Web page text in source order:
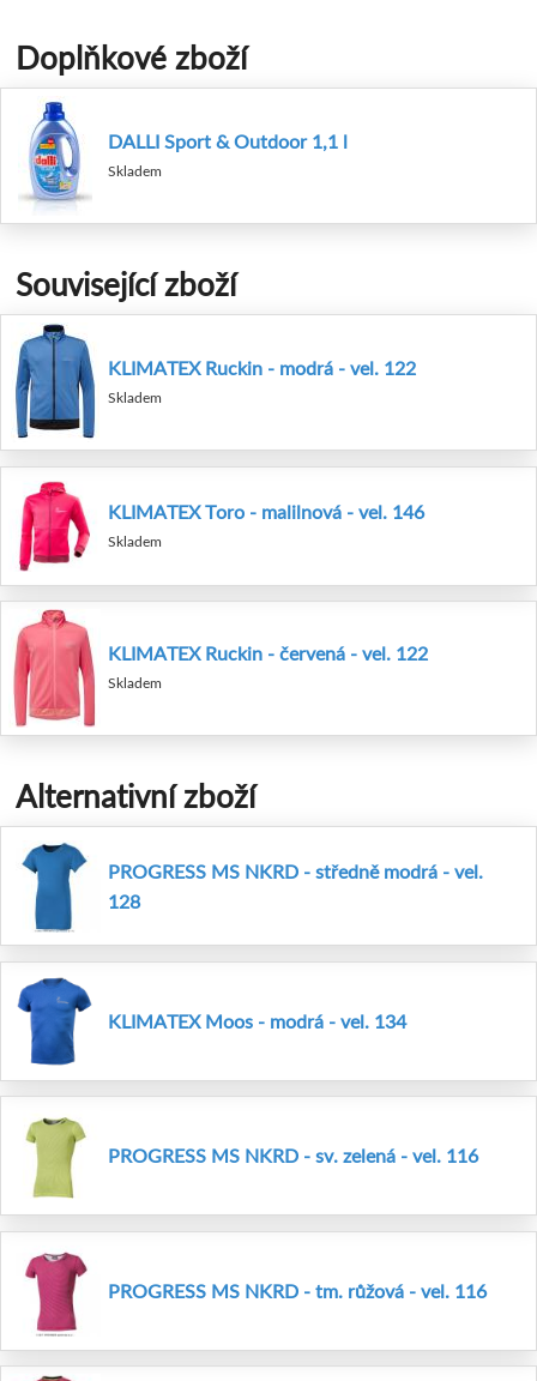
Doplňkové zboží
DALLI Sport & Outdoor 1,1 l
Skladem
Související zboží
KLIMATEX Ruckin - modrá - vel. 122
Skladem
KLIMATEX Toro - malilnová - vel. 146
Skladem
KLIMATEX Ruckin - červená - vel. 122
Skladem
Alternativní zboží
PROGRESS MS NKRD - středně modrá - vel.
128
KLIMATEX Moos - modrá - vel. 134
PROGRESS MS NKRD - sv. zelená - vel. 116
PROGRESS MS NKRD - tm. růžová - vel. 116